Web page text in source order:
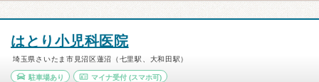
はとり小児科医院
埼玉県さいたま市見沼区蓮沼（七里駅、大和田駅）
駐車場あり マイナ受付(スマホ可)